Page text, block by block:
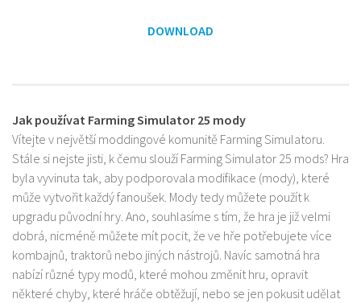
DOWNLOAD
Jak používat Farming Simulator 25 mody
Vítejte v největší moddingové komunitě Farming Simulatoru.
Stále si nejste jisti, k čemu slouží Farming Simulator 25 mods? Hra
byla vyvinuta tak, aby podporovala modifikace (mody), které
může vytvořit každý fanoušek. Mody tedy můžete použít k
upgradu původní hry. Ano, souhlasíme s tím, že hra je již velmi
dobrá, nicméně můžete mít pocit, že ve hře potřebujete více
kombajnů, traktorů nebo jiných nástrojů. Navíc samotná hra
nabízí různé typy modů, které mohou změnit hru, opravit
některé chyby, které hráče obtěžují, nebo se jen pokusit udělat